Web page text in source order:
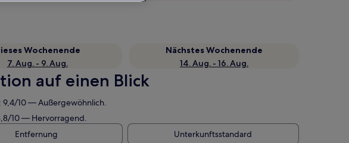
Wochenende
7. Aug. - 9. Aug.
Nächstes Wochenende
14. Aug. - 16. Aug.
auf einen Blick
10 — Außergewöhnlich.
10 — Hervorragend.
Entfernung Unterkunftsstandard